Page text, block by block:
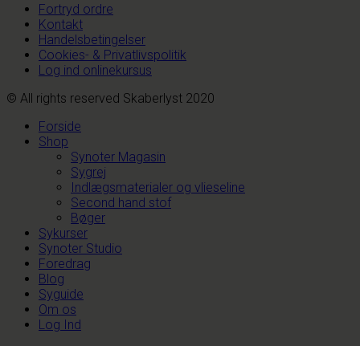
Fortryd ordre
Kontakt
Handelsbetingelser
Cookies- & Privatlivspolitik
Log ind onlinekursus
© All rights reserved Skaberlyst 2020
Forside
Shop
Synoter Magasin
Sygrej
Indlægsmaterialer og vlieseline
Second hand stof
Bøger
Sykurser
Synoter Studio
Foredrag
Blog
Syguide
Om os
Log Ind